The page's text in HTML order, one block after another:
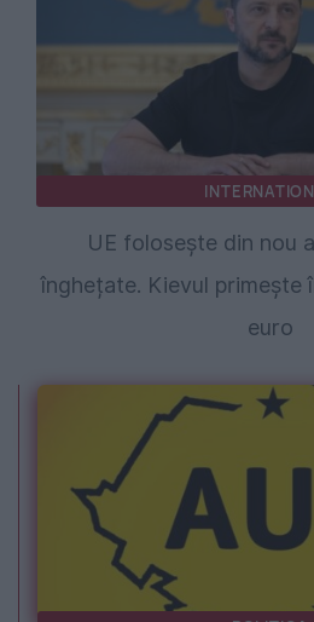
UE folosește din nou
înghețate. Kievul primește
euro